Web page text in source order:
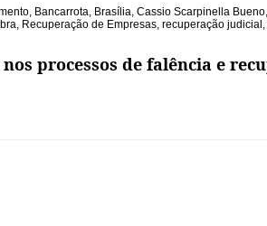
, Bancarrota, Brasília, Cassio Scarpinella Bueno,
, Recuperação de Empresas, recuperação judicial ,
processos de falência e